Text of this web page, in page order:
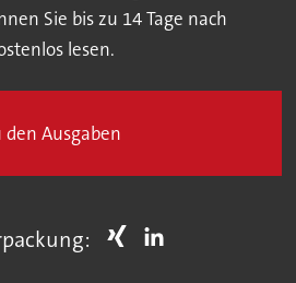
Sie bis zu 14 Tage nach
lesen.
den Ausgaben